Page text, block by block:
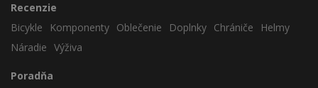
Recenzie
Bicykle
Komponenty Oblečenie Doplnky Chrániče
Helmy
Náradie Výživa
Poradňa